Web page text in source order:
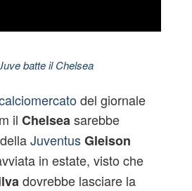
batte il Chelsea
del giornale
il Chelsea sarebbe
Juventus Gleison
in estate, visto che
dovrebbe lasciare la